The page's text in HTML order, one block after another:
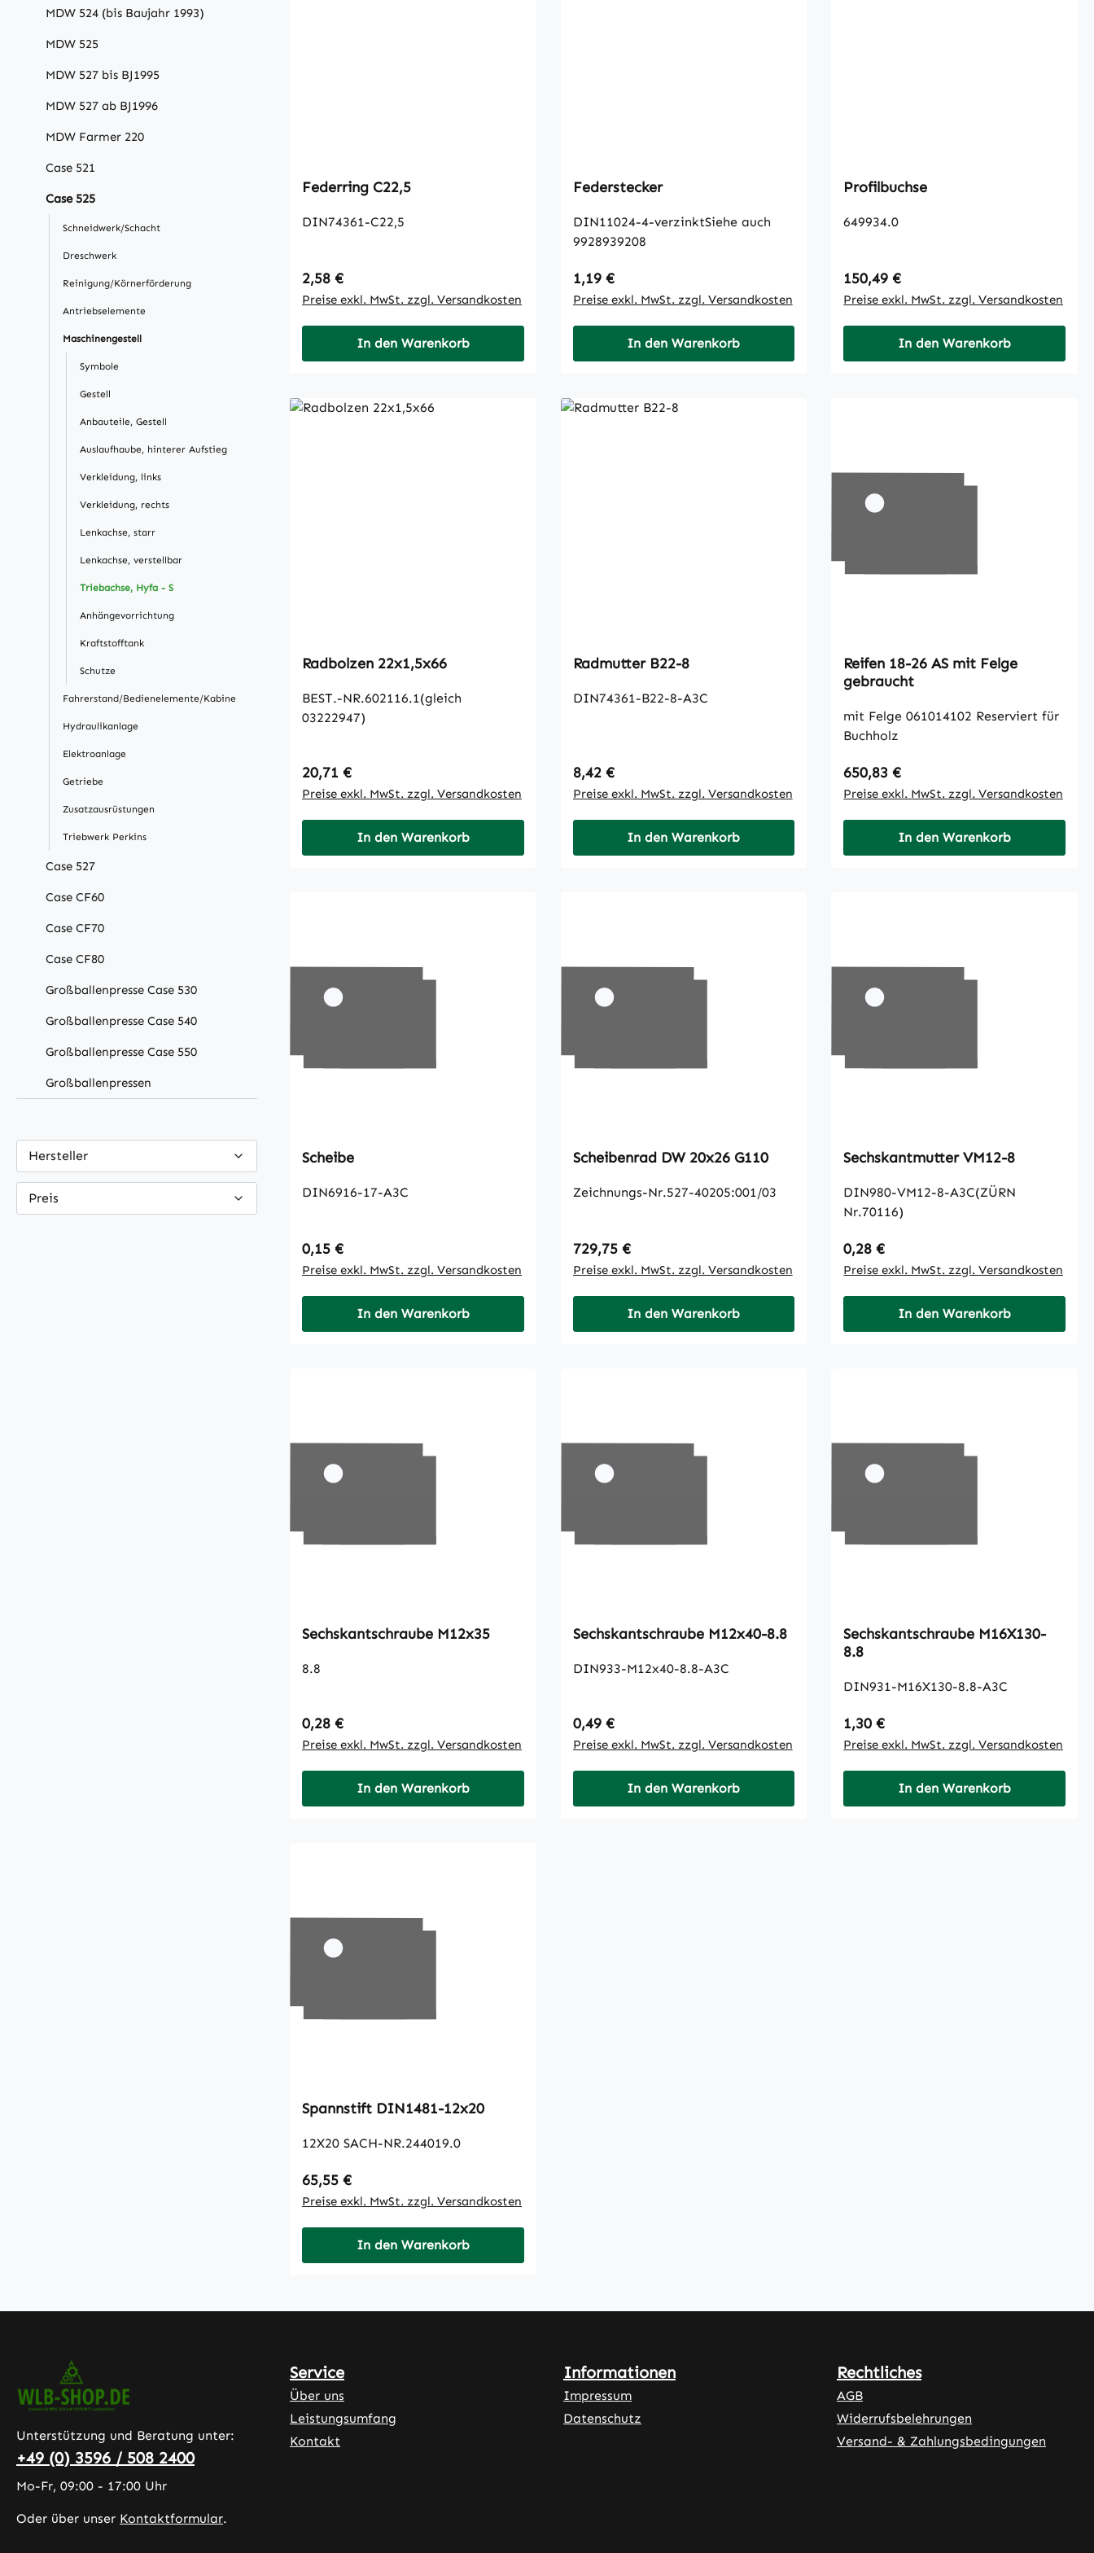
MDW 524 (bis Baujahr 1993)
MDW 525
MDW 527 bis BJ1995
MDW 527 ab BJ1996
MDW Farmer 220
Case 521
Case 525
Schneidwerk/Schacht
Dreschwerk
Reinigung/Körnerförderung
Antriebselemente
Maschinengestell
Symbole
Gestell
Anbauteile, Gestell
Auslaufhaube, hinterer Aufstieg
Verkleidung, links
Verkleidung, rechts
Lenkachse, starr
Lenkachse, verstellbar
Triebachse, Hyfa - S
Anhängevorrichtung
Kraftstofftank
Schutze
Fahrerstand/Bedienelemente/Kabine
Hydraulikanlage
Elektroanlage
Getriebe
Zusatzausrüstungen
Triebwerk Perkins
Case 527
Case CF60
Case CF70
Case CF80
Großballenpresse Case 530
Großballenpresse Case 540
Großballenpresse Case 550
Großballenpressen
Hersteller
Preis
Federring C22,5
DIN74361-C22,5
Regulärer Preis:
2,58 €
Preise exkl. MwSt. zzgl. Versandkosten
In den Warenkorb
Federstecker
DIN11024-4-verzinktSiehe auch
9928939208
Regulärer Preis:
1,19 €
Preise exkl. MwSt. zzgl. Versandkosten
In den Warenkorb
Profilbuchse
649934.0
Regulärer Preis:
150,49 €
Preise exkl. MwSt. zzgl. Versandkosten
In den Warenkorb
Radbolzen 22x1,5x66
BEST.-NR.602116.1(gleich
03222947)
Regulärer Preis:
20,71 €
Preise exkl. MwSt. zzgl. Versandkosten
In den Warenkorb
Radmutter B22-8
DIN74361-B22-8-A3C
Regulärer Preis:
8,42 €
Preise exkl. MwSt. zzgl. Versandkosten
In den Warenkorb
Reifen 18-26 AS mit Felge
gebraucht
mit Felge 061014102 Reserviert für
Buchholz
Regulärer Preis:
650,83 €
Preise exkl. MwSt. zzgl. Versandkosten
In den Warenkorb
Scheibe
DIN6916-17-A3C
Regulärer Preis:
0,15 €
Preise exkl. MwSt. zzgl. Versandkosten
In den Warenkorb
Scheibenrad DW 20x26 G110
Zeichnungs-Nr.527-40205:001/03
Regulärer Preis:
729,75 €
Preise exkl. MwSt. zzgl. Versandkosten
In den Warenkorb
Sechskantmutter VM12-8
DIN980-VM12-8-A3C(ZÜRN
Nr.70116)
Regulärer Preis:
0,28 €
Preise exkl. MwSt. zzgl. Versandkosten
In den Warenkorb
Sechskantschraube M12x35
8.8
Regulärer Preis:
0,28 €
Preise exkl. MwSt. zzgl. Versandkosten
In den Warenkorb
Sechskantschraube M12x40-8.8
DIN933-M12x40-8.8-A3C
Regulärer Preis:
0,49 €
Preise exkl. MwSt. zzgl. Versandkosten
In den Warenkorb
Sechskantschraube M16X130-
8.8
DIN931-M16X130-8.8-A3C
Regulärer Preis:
1,30 €
Preise exkl. MwSt. zzgl. Versandkosten
In den Warenkorb
Spannstift DIN1481-12x20
12X20 SACH-NR.244019.0
Regulärer Preis:
65,55 €
Preise exkl. MwSt. zzgl. Versandkosten
In den Warenkorb
Unterstützung und Beratung unter:
+49 (0) 3596 / 508 2400
Mo-Fr, 09:00 - 17:00 Uhr
Oder über unser Kontaktformular.
Service
Über uns
Leistungsumfang
Kontakt
Informationen
Impressum
Datenschutz
Rechtliches
AGB
Widerrufsbelehrungen
Versand- & Zahlungsbedingungen